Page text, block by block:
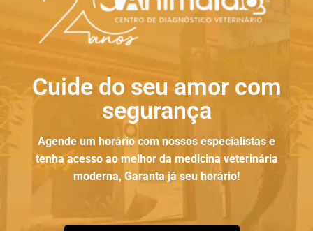
Cuide do seu amor com
segurança
Agende um horário com nossos especialistas e
tenha acesso ao melhor da medicina veterinária
moderna, Garanta já seu horário!